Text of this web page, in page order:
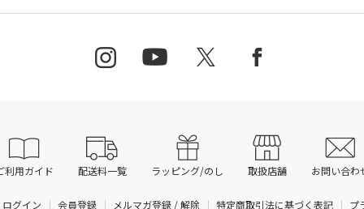
利用ガイド 配送料一覧 ラッピング/のし 取扱店舗 お問い合わ
ログイン 会員登録 メルマガ登録 / 解除 特定商取引法に基づく表記 プ